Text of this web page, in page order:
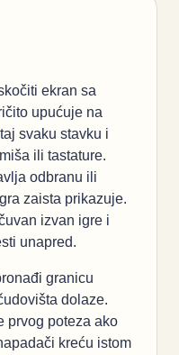
ekran sa
upućuje na
svaku stavku i
ili tastature.
odbranu ili
zaista prikazuje.
izvan igre i
unapred.
granicu
dolaze.
prvog poteza ako
kreću istom